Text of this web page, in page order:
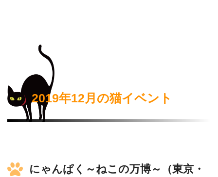
2019年12月の猫イベント
にゃんぱく～ねこの万博～（東京・